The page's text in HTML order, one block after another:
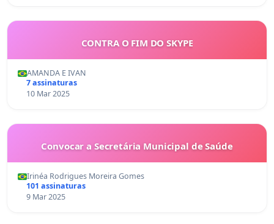
CONTRA O FIM DO SKYPE
AMANDA E IVAN
7 assinaturas
10 Mar 2025
Convocar a Secretária Municipal de Saúde
Irinéa Rodrigues Moreira Gomes
101 assinaturas
9 Mar 2025